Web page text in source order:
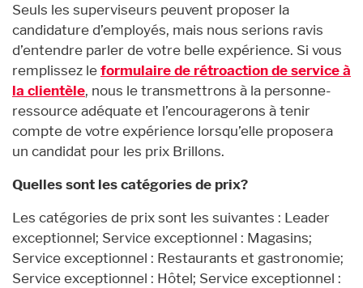
Seuls les superviseurs peuvent proposer la
candidature d’employés, mais nous serions ravis
d’entendre parler de votre belle expérience. Si vous
remplissez leformulaire de rétroaction de service à
la clientèle, nous le transmettrons à la personne-
ressource adéquate et l’encouragerons à tenir
compte de votre expérience lorsqu’elle proposera
un candidat pour les prix Brillons.
Quelles sont les catégories de prix?
Les catégories de prix sont les suivantes : Leader
exceptionnel; Service exceptionnel : Magasins;
Service exceptionnel : Restaurants et gastronomie;
Service exceptionnel : Hôtel; Service exceptionnel :